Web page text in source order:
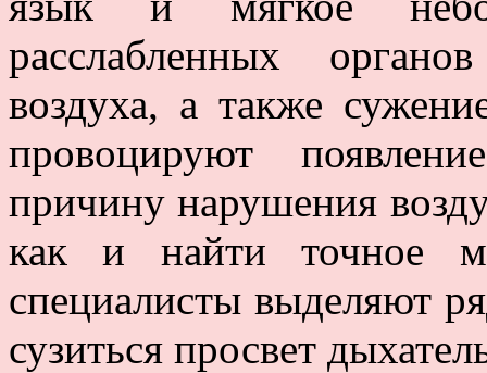
расслабленных
воздуха, а также
провоцируют
причину нарушения
как и найти точное
специалисты выделяют
сузиться просвет